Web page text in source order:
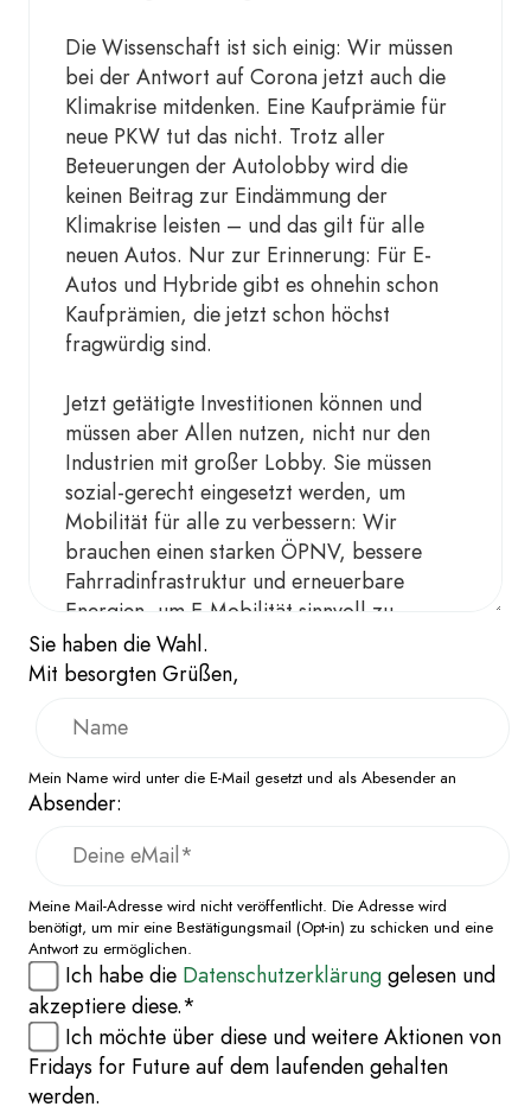
Sie haben die Wahl.
Mit besorgten Grüßen,
Mein Name wird unter die E-Mail gesetzt und als Abesender an
Absender:
Meine Mail-Adresse wird nicht veröffentlicht. Die Adresse wird
benötigt, um mir eine Bestätigungsmail (Opt-in) zu schicken und eine
Antwort zu ermöglichen.
Ich habe die Datenschutzerklärunggelesen und
akzeptiere diese.*
Ich möchte über diese und weitere Aktionen von
Fridays for Future auf dem laufenden gehalten
werden.